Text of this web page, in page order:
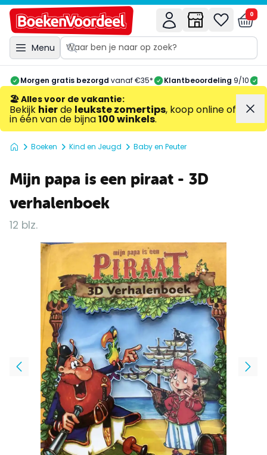
Menu
0
Morgen gratis bezorgd vanaf €35* Klantbeoordeling 9/10
🏖️ Alles voor de vakantie:
Bekijk hierde leukste zomertips, koop online of
in één van de bijna100 winkels.
Boeken Kind en Jeugd Baby en Peuter
Mijn papa is een piraat - 3D
verhalenboek
12 blz.